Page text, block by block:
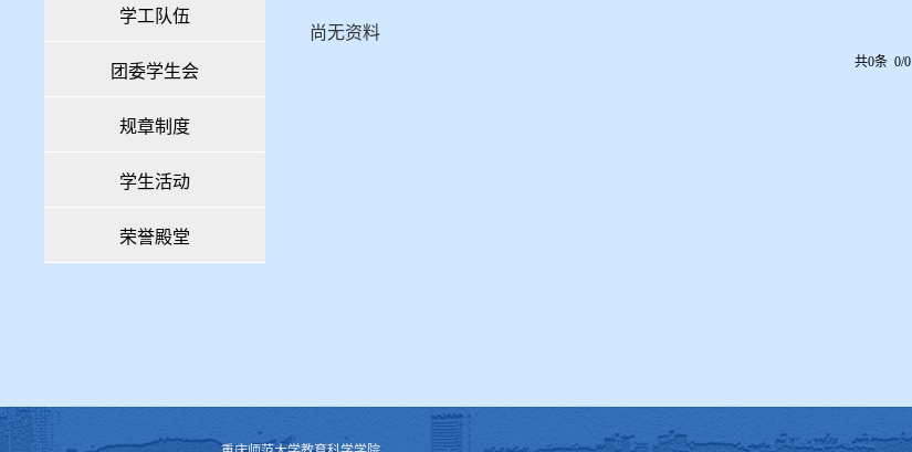
学工队伍
团委学生会
规章制度
学生活动
荣誉殿堂
尚无资料
共0条 0/0